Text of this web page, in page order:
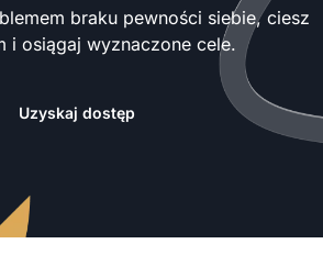
braku pewności siebie, ciesz
i osiągaj wyznaczone cele.
Uzyskaj dostęp